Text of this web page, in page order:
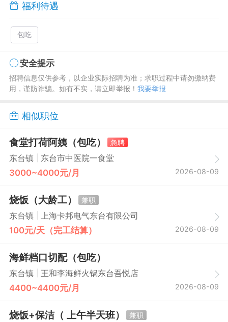
福利待遇
包吃
安全提示
招聘信息仅供参考，以企业实际招聘为准；求职过程中请勿缴纳费
用，谨防诈骗。如有不实，请立即举报！ 我要举报
相似职位
食堂打荷阿姨（包吃）
急聘
东台镇
东台市中医院一食堂
3000~4000元/月 2026-08-09
烧饭（大龄工）
兼职
东台镇
上海卡邦电气东台有限公司
100元/天（完工结算） 2026-08-09
海鲜档口切配（包吃）
东台镇 王和李海鲜火锅东台吾悦店
4400~4400元/月 2026-08-09
烧饭+保洁（ 上午半天班） 兼职